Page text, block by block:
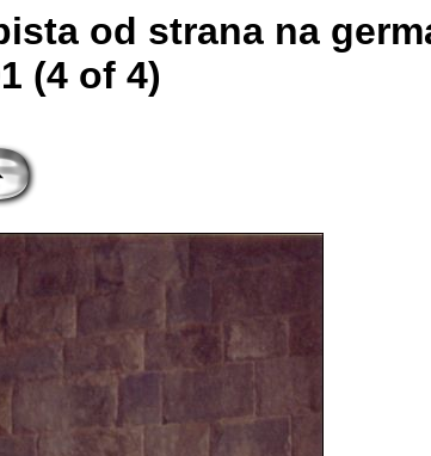
od strana na
(4 of 4)